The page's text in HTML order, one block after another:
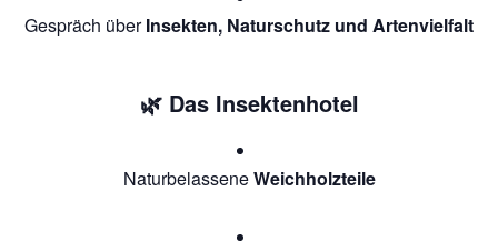
Gespräch überInsekten, Naturschutz und Artenvielfalt
🌿 Das Insektenhotel
NaturbelasseneWeichholzteile